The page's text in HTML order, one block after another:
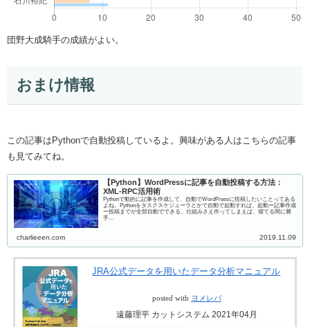
団野大成騎手の成績がよい。
おまけ情報
この記事はPythonで自動投稿しているよ。興味がある人はこちらの記事
も見てみてね。
【Python】WordPressに記事を自動投稿する方法：
XML-RPC活用術
Pythonで動的に記事を作成して、自動でWordPressに投稿したいことってある
よね。Pythonをタスクスケジューラとかで自動で起動すれば、起動ー記事作成
ー投稿までが全部自動でできる。仕組みさえ作ってしまえば、寝てる間に勝
手…
charlieeen.com 2019.11.09
JRA公式データを用いたデータ分析マニュアル
posted with ヨメレバ
遠藤理平 カットシステム 2021年04月